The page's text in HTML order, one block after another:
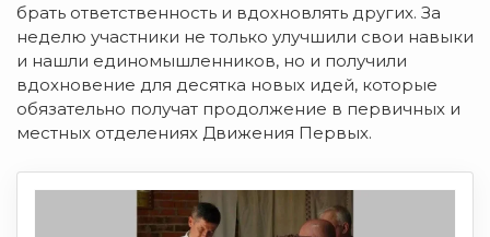
брать ответственность и вдохновлять других. За
неделю участники не только улучшили свои навыки
и нашли единомышленников, но и получили
вдохновение для десятка новых идей, которые
обязательно получат продолжение в первичных и
местных отделениях Движения Первых.